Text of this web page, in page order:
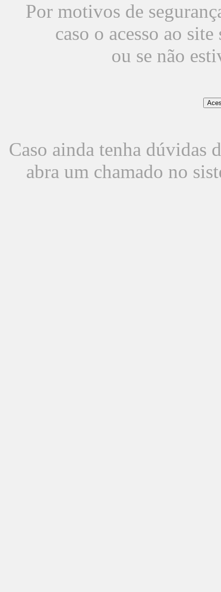
Por motivos de
caso o acesso ao
ou se não
Caso ainda tenha dúvidas
abra um chamado no